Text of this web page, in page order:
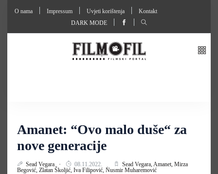
O nama Impressum Uvjeti korištenja
Kontakt
DARK MODE
Amanet: “Ovo malo duše“ za
nove generacije
Sead Vegara 08.11.2022. Sead Vegara,Amanet, Mirza
Begović, Zlatan Školjić, Iva Filipović, Nusmir Muharemović